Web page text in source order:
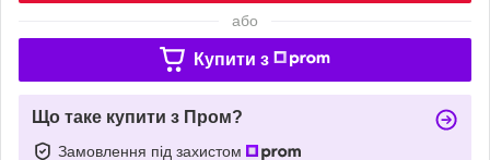
або
Купити з
Що таке купити з Пром?
Замовлення під захистом